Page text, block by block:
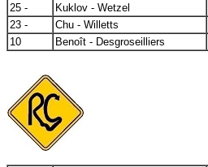
25 -
Kuklov - Wetzel
23 -
Chu - Willetts
10
Benoît - Desgroseilliers